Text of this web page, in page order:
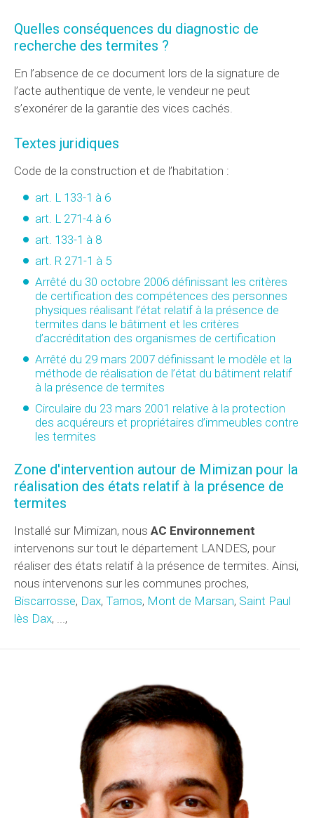
Quelles conséquences du diagnostic de
recherche des termites ?
En l’absence de ce document lors de la signature de
l’acte authentique de vente, le vendeur ne peut
s’exonérer de la garantie des vices cachés.
Textes juridiques
Code de la construction et de l’habitation :
art. L 133-1 à 6
art. L 271-4 à 6
art. 133-1 à 8
art. R 271-1 à 5
Arrêté du 30 octobre 2006 définissant les critères
de certification des compétences des personnes
physiques réalisant l’état relatif à la présence de
termites dans le bâtiment et les critères
d’accréditation des organismes de certification
Arrêté du 29 mars 2007 définissant le modèle et la
méthode de réalisation de l’état du bâtiment relatif
à la présence de termites
Circulaire du 23 mars 2001 relative à la protection
des acquéreurs et propriétaires d’immeubles contre
les termites
Zone d'intervention autour de Mimizan pour la
réalisation des états relatif à la présence de
termites
Installé sur Mimizan, nous AC Environnement
intervenons sur tout le département LANDES, pour
réaliser des états relatif à la présence de termites. Ainsi,
nous intervenons sur les communes proches,
Biscarrosse, Dax, Tarnos, Mont de Marsan, Saint Paul
lès Dax, ...,